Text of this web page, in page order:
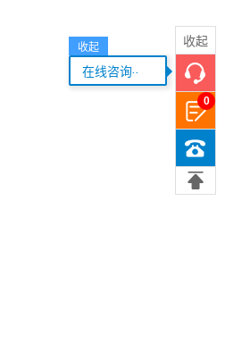
收起
收起
在线咨询
0